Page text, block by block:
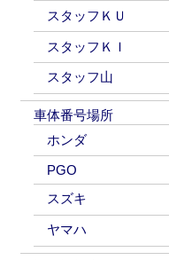
スタッフＫＵ
スタッフＫＩ
スタッフ山
車体番号場所
ホンダ
PGO
スズキ
ヤマハ